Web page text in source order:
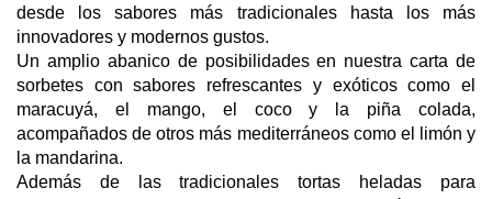
desde los sabores más tradicionales hasta los más
innovadores y modernos gustos.
Un amplio abanico de posibilidades en nuestra carta de
sorbetes con sabores refrescantes y exóticos como el
maracuyá, el mango, el coco y la piña colada,
acompañados de otros más mediterráneos como el limón y
la mandarina.
Además de las tradicionales tortas heladas para